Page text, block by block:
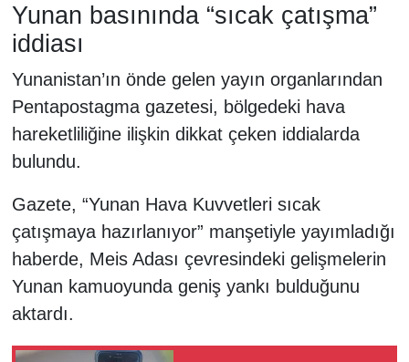
Yunan basınında “sıcak çatışma”
iddiası
Yunanistan’ın önde gelen yayın organlarından
Pentapostagma gazetesi, bölgedeki hava
hareketliliğine ilişkin dikkat çeken iddialarda
bulundu.
Gazete, “Yunan Hava Kuvvetleri sıcak
çatışmaya hazırlanıyor” manşetiyle yayımladığı
haberde, Meis Adası çevresindeki gelişmelerin
Yunan kamuoyunda geniş yankı bulduğunu
aktardı.